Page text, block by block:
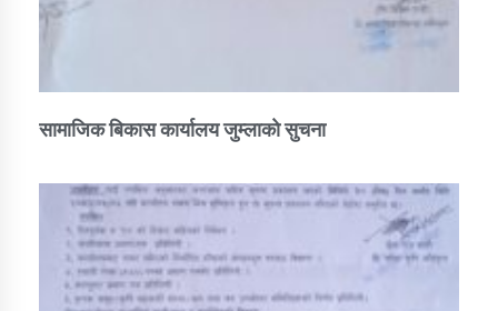
सामाजिक बिकास कार्यालय जुम्लाकाे सुचना